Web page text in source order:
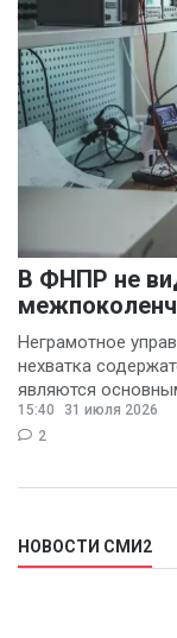
В ФНПР не
Неграмотное
нехватка
являются
раздражения в
15:40
31 июля 2026
2
НОВОСТИ СМИ2